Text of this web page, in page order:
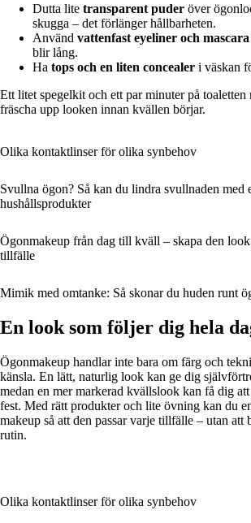
Dutta lite transparent puder över
skugga – det förlänger hållbarheten.
Använd vattenfast eyeliner och mascara
blir lång.
Ha tops och en liten concealer i väskan
Ett litet spegelkit och ett par minuter på toaletten
fräscha upp looken innan kvällen börjar.
Olika kontaktlinser för olika synbehov
Svullna ögon? Så kan du lindra svullnaden med
hushållsprodukter
Ögonmakeup från dag till kväll – skapa den
tillfälle
Mimik med omtanke: Så skonar du huden runt
En look som följer dig hela
Ögonmakeup handlar inte bara om färg och
känsla. En lätt, naturlig look kan ge dig
medan en mer markerad kvällslook kan få dig
fest. Med rätt produkter och lite övning kan du
makeup så att den passar varje tillfälle – utan att
rutin.
Olika kontaktlinser för olika synbehov